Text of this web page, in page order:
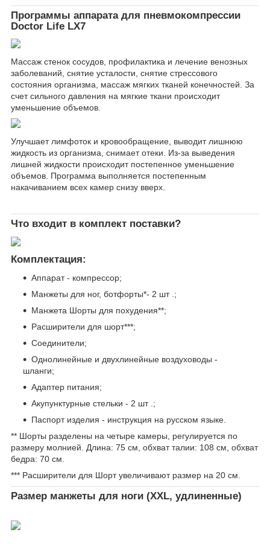
Программы аппарата для пневмокомпрессии
Doctor Life LX7
Массаж стенок сосудов, профилактика и лечение венозных
заболеваний, снятие усталости, снятие стрессового
состояния организма, массаж мягких тканей конечностей. За
счет сильного давления на мягкие ткани происходит
уменьшение объемов.
Улучшает лимфоток и кровообращение, выводит лишнюю
жидкость из организма, снимает отеки. Из-за выведения
лишней жидкости происходит постепенное уменьшение
объемов. Программа выполняется постепенным
накачиванием всех камер снизу вверх.
Что входит в комплект поставки?
Комплектация:
Аппарат - компрессор;
Манжеты для ног, ботфорты*- 2 шт .;
Манжета Шорты для похудения**;
Расширители для шорт***;
Cоединители;
Однолинейные и двухлинейные воздуховоды -
шланги;
Адаптер питания;
Акупунктурные стельки - 2 шт .;
Паспорт изделия - инструкция на русском языке.
** Шорты разделены на четыре камеры, регулируется по
размеру молнией. Длина: 75 см, обхват талии: 108 см, обхват
бедра: 70 см.
*** Расширители для Шорт увеличивают размер на 20 см.
Размер манжеты для ноги (ХХL, удлиненные)